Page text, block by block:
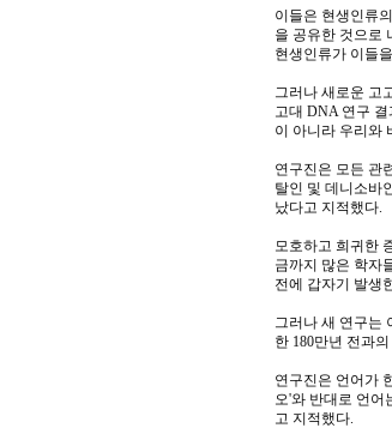
이들은 현생인류
을 공유한 것으로
현생인류가 이들
그러나 새로운 고
고대 DNA 연구
이 아니라 우리와
연구진은 모든 관
탈인 및 데니소바
났다고 지적했다.
모호하고 희귀한
금까지 많은 학자
전에 갑자기 발생
그러나 새 연구는
한 180만년 전과
연구진은 언어가
오'와 반대로 언어
고 지적했다.